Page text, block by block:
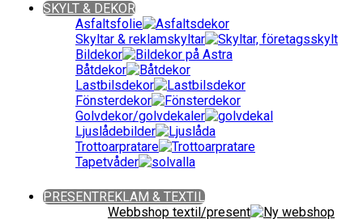
SKYLT & DEKOR
Asfaltsfolie
Skyltar & reklamskyltar
Bildekor
Båtdekor
Lastbilsdekor
Fönsterdekor
Golvdekor/golvdekaler
Ljuslådebilder
Trottoarpratare
Tapetvåder
PRESENTREKLAM & TEXTIL
Webbshop textil/present